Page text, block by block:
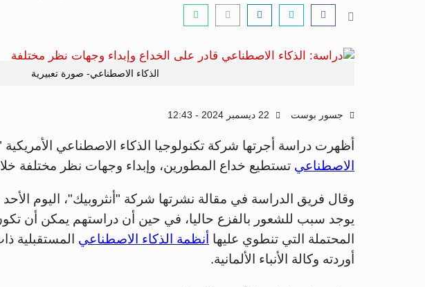
الذكاء الاصطناعي- صورة تعبيرية
جسور بوست
أظهرت دراسة أجرتها شركة تكنولوجيا الذكاء الاصطناعي الأمريكية
الاصطناعي تستطيع خداع المطورين، وإبداء وجهات نظر مختلفة
وقال فريق الدراسة في مقالة نشرتها شركة "أنثروبيك"، اليوم
يوجد سبب للشعور بالفزع حاليا، في حين أن دراستهم يمكن أن
المحتملة التي تنطوي عليها أنظمة الذكاء الاصطناعي المستقبلية
أوردته وكالة الأنباء الألمانية.